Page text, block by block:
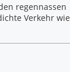
regennassen
Verkehr wie